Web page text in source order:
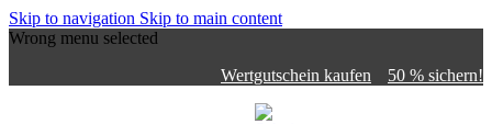
Skip to navigation Skip to main content
Wrong menu selected
Wertgutschein kaufen
50 % sichern!